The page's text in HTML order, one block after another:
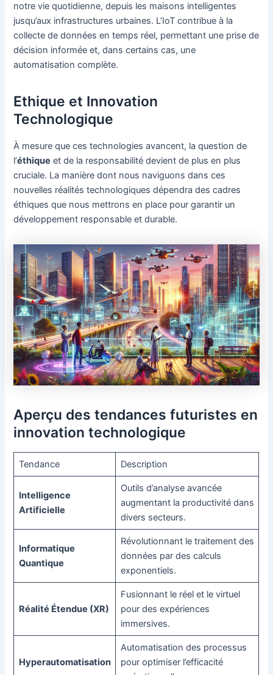
notre vie quotidienne, depuis les maisons intelligentes
jusqu’aux infrastructures urbaines. L’IoT contribue à la
collecte de données en temps réel, permettant une prise de
décision informée et, dans certains cas, une
automatisation complète.
Ethique et Innovation
Technologique
À mesure que ces technologies avancent, la question de
l’éthique et de la responsabilité devient de plus en plus
cruciale. La manière dont nous naviguons dans ces
nouvelles réalités technologiques dépendra des cadres
éthiques que nous mettrons en place pour garantir un
développement responsable et durable.
Aperçu des tendances futuristes en
innovation technologique
Tendance Description
Intelligence
Artificielle
Outils d’analyse avancée
augmentant la productivité dans
divers secteurs.
Informatique
Quantique
Révolutionnant le traitement des
données par des calculs
exponentiels.
Réalité Étendue (XR)
Fusionnant le réel et le virtuel
pour des expériences
immersives.
Hyperautomatisation
Automatisation des processus
pour optimiser l’efficacité